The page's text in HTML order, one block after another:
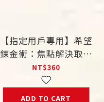
【指定用戶專用】希望
鍊金術：焦點解決取向
在校園輔導的應用
NT$360
ADD TO CART